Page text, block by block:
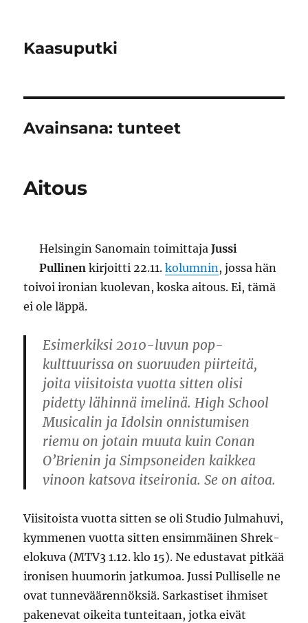
Kaasuputki
Avainsana:tunteet
Aitous
Helsingin Sanomain toimittajaJussi
Pullinen kirjoitti 22.11.kolumnin, jossa hän
toivoi ironian kuolevan, koska aitous. Ei, tämä
ei ole läppä.
Esimerkiksi 2010-luvun pop-
kulttuurissa on suoruuden piirteitä,
joita viisitoista vuotta sitten olisi
pidetty lähinnä imelinä. High School
Musicalin ja Idolsin onnistumisen
riemu on jotain muuta kuin Conan
O’Brienin ja Simpsoneiden kaikkea
vinoon katsova itseironia. Se on aitoa.
Viisitoista vuotta sitten se oli Studio Julmahuvi,
kymmenen vuotta sitten ensimmäinen Shrek-
elokuva (MTV3 1.12. klo 15). Ne edustavat pitkää
ironisen huumorin jatkumoa. Jussi Pulliselle ne
ovat tunneväärennöksiä. Sarkastiset ihmiset
pakenevat oikeita tunteitaan, jotka eivät